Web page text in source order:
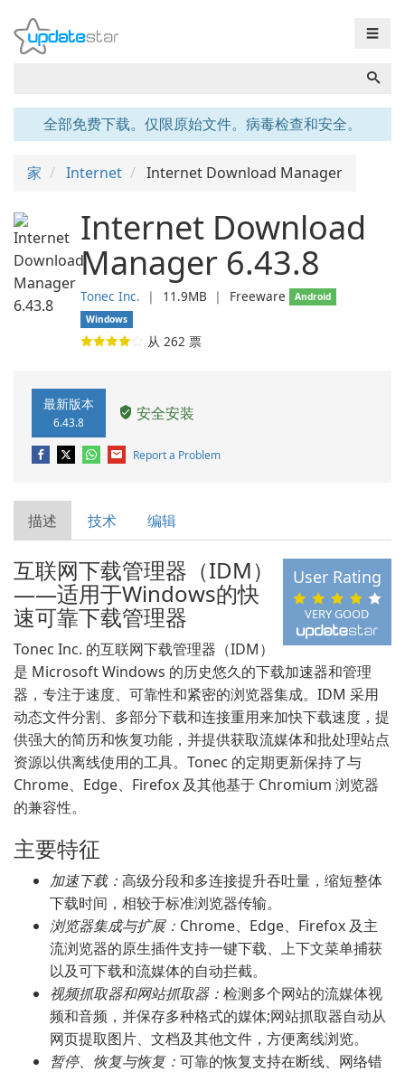
☰
全部免费下载。仅限原始文件。病毒检查和安全。
家 Internet Internet Download Manager
Internet Download
Manager 6.43.8
Tonec Inc. ❘ 11.9MB ❘ Freeware
Android
Windows
从 262 票
最新版本
6.43.8 安全安装
Report a Problem
描述 技术 编辑
VERY GOOD
User Rating
互联网下载管理器（IDM）
——适用于Windows的快
速可靠下载管理器
Tonec Inc. 的互联网下载管理器（IDM）
是 Microsoft Windows 的历史悠久的下载加速器和管理
器，专注于速度、可靠性和紧密的浏览器集成。IDM 采用
动态文件分割、多部分下载和连接重用来加快下载速度，提
供强大的简历和恢复功能，并提供获取流媒体和批处理站点
资源以供离线使用的工具。Tonec 的定期更新保持了与
Chrome、Edge、Firefox 及其他基于 Chromium 浏览器
的兼容性。
主要特征
加速下载： 高级分段和多连接提升吞吐量，缩短整体
下载时间，相较于标准浏览器传输。
浏览器集成与扩展： Chrome、Edge、Firefox 及主
流浏览器的原生插件支持一键下载、上下文菜单捕获
以及可下载和流媒体的自动拦截。
视频抓取器和网站抓取器： 检测多个网站的流媒体视
频和音频，并保存多种格式的媒体;网站抓取器自动从
网页提取图片、文档及其他文件，方便离线浏览。
暂停、恢复与恢复： 可靠的恢复支持在断线、网络错